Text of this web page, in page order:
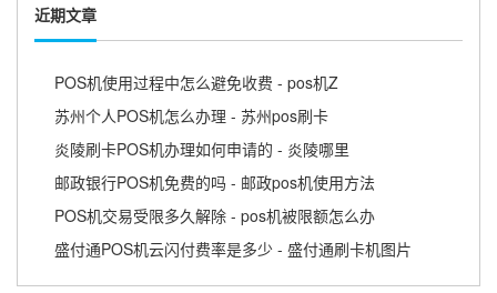
近期文章
POS机使用过程中怎么避免收费 - pos机Z
苏州个人POS机怎么办理 - 苏州pos刷卡
炎陵刷卡POS机办理如何申请的 - 炎陵哪里
邮政银行POS机免费的吗 - 邮政pos机使用方法
POS机交易受限多久解除 - pos机被限额怎么办
盛付通POS机云闪付费率是多少 - 盛付通刷卡机图片